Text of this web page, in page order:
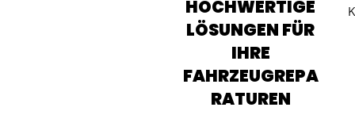
HOCHWERTIGE
LÖSUNGEN FÜR
IHRE
FAHRZEUGREPA
RATUREN